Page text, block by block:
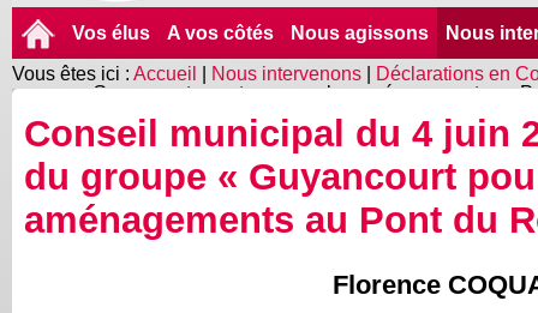
Vos élus A vos côtés Nous agissons
Nous
Vous êtes ici : Accueil Nous intervenons
Déclarations en
groupe « Guyancourt pour tous » sur les aménagements au
Conseil municipal du 4 juin
du groupe « Guyancourt
aménagements au Pont du
Florence